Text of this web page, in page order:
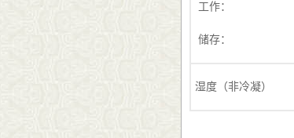
工作：
储存：
湿度（非冷凝）